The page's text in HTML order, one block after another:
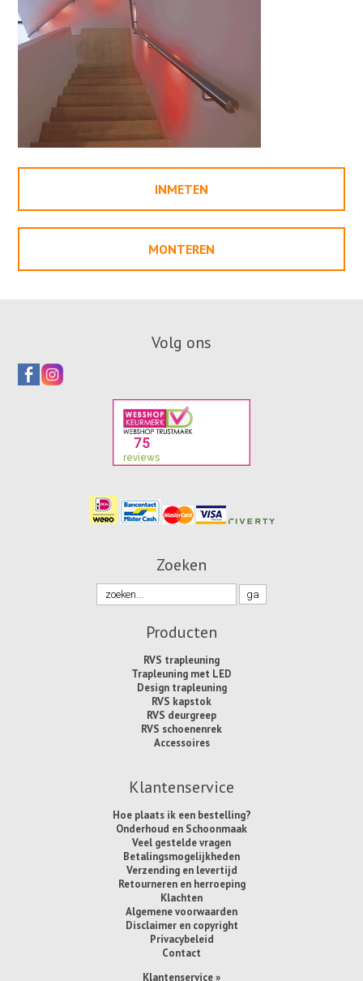
INMETEN
MONTEREN
Volg ons
Zoeken
Producten
RVS trapleuning
Trapleuning met LED
Design trapleuning
RVS kapstok
RVS deurgreep
RVS schoenenrek
Accessoires
Klantenservice
Hoe plaats ik een bestelling?
Onderhoud en Schoonmaak
Veel gestelde vragen
Betalingsmogelijkheden
Verzending en levertijd
Retourneren en herroeping
Klachten
Algemene voorwaarden
Disclaimer en copyright
Privacybeleid
Contact
Klantenservice »